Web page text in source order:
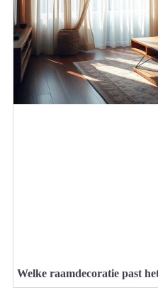
Welke raamdecoratie past